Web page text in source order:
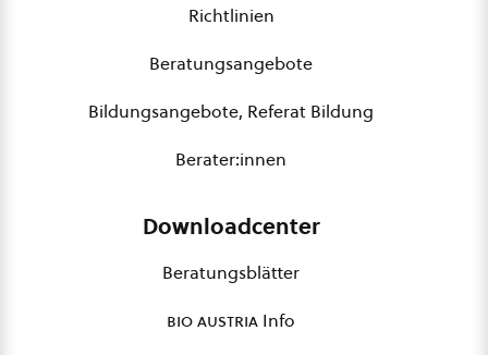
Richtlinien
Beratungsangebote
Bildungsangebote, Referat Bildung
Berater:innen
Downloadcenter
Beratungsblätter
bio austria Info